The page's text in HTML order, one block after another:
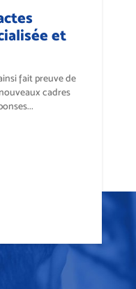
et
fait preuve de
cadres